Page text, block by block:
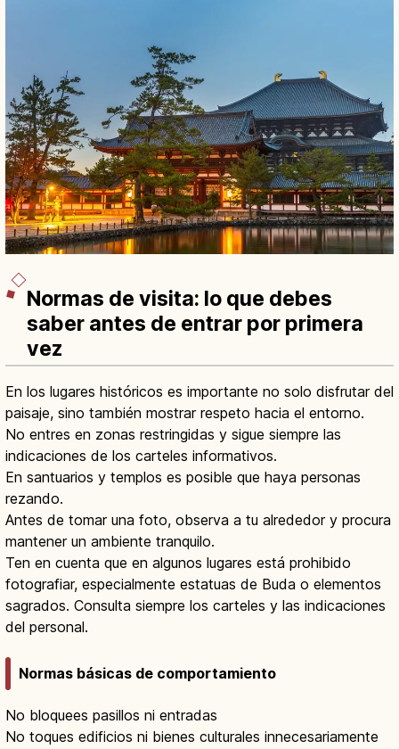
Normas de visita: lo que debes
saber antes de entrar por primera
vez
En los lugares históricos es importante no solo disfrutar del
paisaje, sino también mostrar respeto hacia el entorno.
No entres en zonas restringidas y sigue siempre las
indicaciones de los carteles informativos.
En santuarios y templos es posible que haya personas
rezando.
Antes de tomar una foto, observa a tu alrededor y procura
mantener un ambiente tranquilo.
Ten en cuenta que en algunos lugares está prohibido
fotografiar, especialmente estatuas de Buda o elementos
sagrados. Consulta siempre los carteles y las indicaciones
del personal.
Normas básicas de comportamiento
No bloquees pasillos ni entradas
No toques edificios ni bienes culturales innecesariamente